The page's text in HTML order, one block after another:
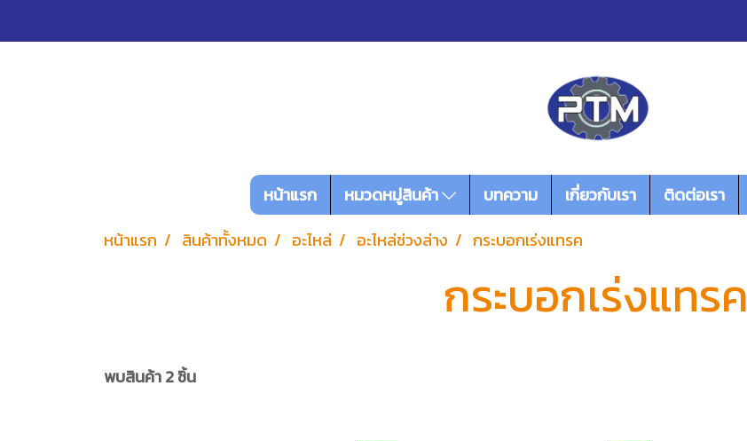
หน้าแรก หมวดหมู่สินค้า บทความ เกี่ยวกับเรา ติดต่อเรา
หน้าแรก
สินค้าทั้งหมด อะไหล่ อะไหล่ช่วงล่าง กระบอกเร่งแทรค
กระบอกเร่งแทรค
พบสินค้า 2 ชิ้น